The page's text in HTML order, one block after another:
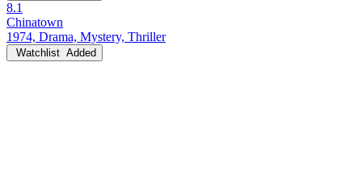
8.1
Chinatown
1974, Drama, Mystery, Thriller
Watchlist Added